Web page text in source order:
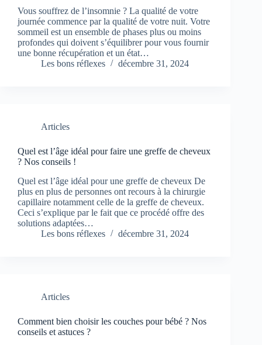
Vous souffrez de l’insomnie ? La qualité de votre
journée commence par la qualité de votre nuit. Votre
sommeil est un ensemble de phases plus ou moins
profondes qui doivent s’équilibrer pour vous fournir
une bonne récupération et un état…
Les bons réflexes
décembre 31, 2024
Articles
Quel est l’âge idéal pour faire une greffe de cheveux
? Nos conseils !
Quel est l’âge idéal pour une greffe de cheveux De
plus en plus de personnes ont recours à la chirurgie
capillaire notamment celle de la greffe de cheveux.
Ceci s’explique par le fait que ce procédé offre des
solutions adaptées…
Les bons réflexes
décembre 31, 2024
Articles
Comment bien choisir les couches pour bébé ? Nos
conseils et astuces ?